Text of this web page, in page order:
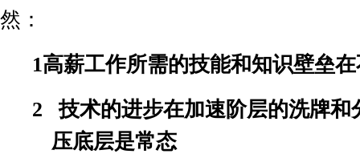
然：
1高薪工作所需的技能和知识壁垒
2
技术的进步在加速阶层的洗牌和
压底层是常态